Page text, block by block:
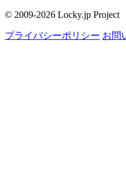
© 2009-2026 Locky.jp Project
プライバシーポリシー お問